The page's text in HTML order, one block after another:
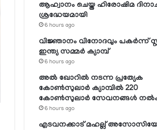
ആഹ്വാനം ചെയ്ത ഹിരോഷിമ
ശ്രദ്ധേയമായി
6 hours ago
വിജ്ഞാനം വിനോദവും പകര്‍ന്ന്
ഇന്ത്യ സമ്മര്‍ ക്യാമ്പ്
6 hours ago
അല്‍ ഖോറില്‍ നടന്ന പ്രത്യേക
കോണ്‍സുലാര്‍ ക്യാമ്പില്‍ 220
കോണ്‍സുലാര്‍ സേവനങ്ങള്‍
6 hours ago
എടവനക്കാട് മഹല്ല്